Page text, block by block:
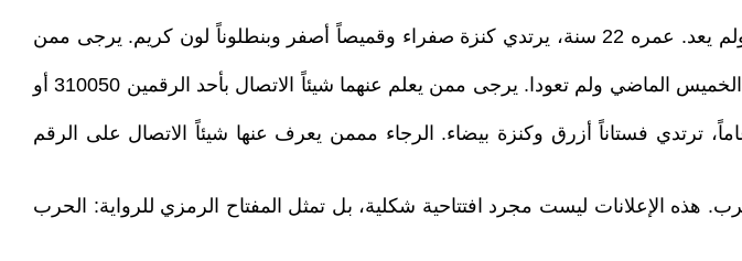
مفقود: غادر كارلوس ميشال حبيب منزله في بناية أيوب في الأشرفية يوم الجمعة الماضي ولم يعد. عمره 22 سنة، يرتدي كنزة صفراء وقميصاً أصفر وبنطلوناً لون كريم. يرجى ممن
مفـقـودتـان: غـادرت السيـدة يـوتا الحـوارنـة (30 عاماً) ومعها ابنتها عليا (عامان) منزلهما يوم الخميس الماضي ولم تعودا. يرجى ممن يعلم عنهما شيئاً الاتصال بأحد الرقمين 310050 أو
غادرت الشابة لينا نسيب طانيوس منزلها يوم الثلثاء الماضي ولم تعد. عمرها 19 عاماً، ترتدي فستاناً أزرق وكنزة بيضاء. الرجاء مممن يعرف عنها شيئاً الاتصال على الرقم
الإعلانات ليست مجرد افتتاحية شكلية، بل تمثل المفتاح الرمزي للرواية: الحرب